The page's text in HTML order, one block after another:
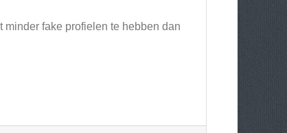
fake profielen te hebben dan